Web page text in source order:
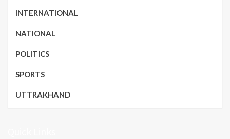
INTERNATIONAL
NATIONAL
POLITICS
SPORTS
UTTRAKHAND